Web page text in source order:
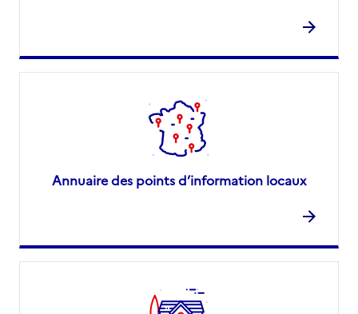
Annuaire des points d’information locaux